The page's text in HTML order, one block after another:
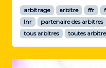
arbitrage arbitre ffr
lnr
partenaire des arbitres
tous arbitres
toutes